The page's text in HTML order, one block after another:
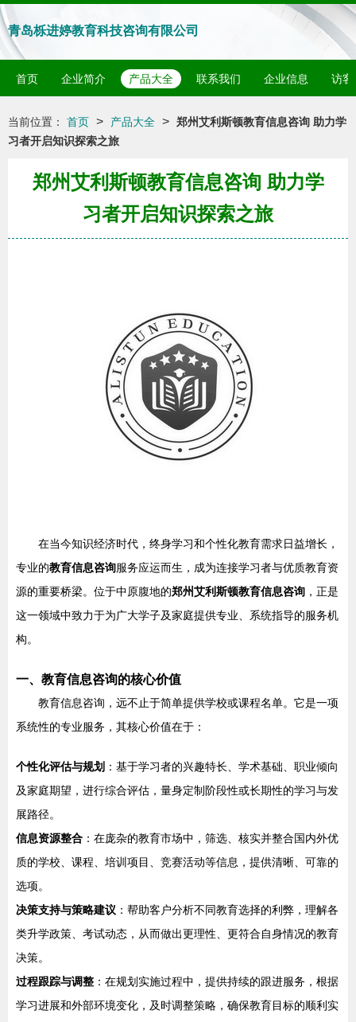
青岛栎进婷教育科技咨询有限公司
首页 企业简介 产品大全 联系我们 企业信息 访客
当前位置： 首页 > 产品大全 > 郑州艾利斯顿教育信息咨询 助力学
习者开启知识探索之旅
郑州艾利斯顿教育信息咨询 助力学
习者开启知识探索之旅
在当今知识经济时代，终身学习和个性化教育需求日益增长，
专业的教育信息咨询服务应运而生，成为连接学习者与优质教育资
源的重要桥梁。位于中原腹地的郑州艾利斯顿教育信息咨询 ，正是
这一领域中致力于为广大学子及家庭提供专业、系统指导的服务机
构。
一、教育信息咨询的核心价值
教育信息咨询，远不止于简单提供学校或课程名单。它是一项
系统性的专业服务，其核心价值在于：
个性化评估与规划 ：基于学习者的兴趣特长、学术基础、职业倾向
及家庭期望，进行综合评估，量身定制阶段性或长期性的学习与发
展路径。
信息资源整合 ：在庞杂的教育市场中，筛选、核实并整合国内外优
质的学校、课程、培训项目、竞赛活动等信息，提供清晰、可靠的
选项。
决策支持与策略建议 ：帮助客户分析不同教育选择的利弊，理解各
类升学政策、考试动态，从而做出更理性、更符合自身情况的教育
决策。
过程跟踪与调整 ：在规划实施过程中，提供持续的跟进服务，根据
学习进展和外部环境变化，及时调整策略，确保教育目标的顺利实